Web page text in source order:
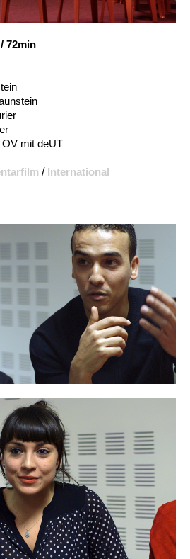
/ 72min
mit deUT
/ International